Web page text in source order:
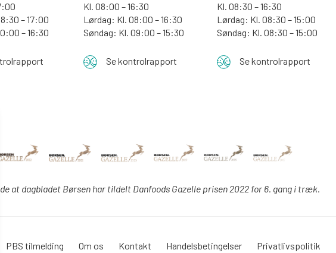
– 17:00
– 16:30
Kl. 08:00 – 16:30
Lørdag: Kl. 08:00 – 16:30
Søndag: Kl. 09:00 – 15:30
Se kontrolrapport
Kl. 08:30 – 16:30
Lørdag: Kl. 08:30 – 15:00
Søndag: Kl. 08:30 – 15:00
Se kontrolrapport
at dagbladet Børsen har tildelt Danfoods Gazelle prisen 2022 for 6. gang i træk.
PBS tilmelding Om os Kontakt Handelsbetingelser Privatlivspolitik